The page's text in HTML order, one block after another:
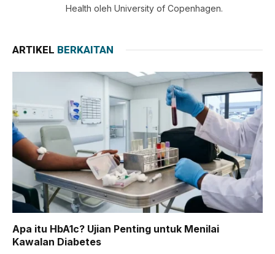
Health oleh University of Copenhagen.
ARTIKEL BERKAITAN
Apa itu HbA1c? Ujian Penting untuk Menilai
Kawalan Diabetes